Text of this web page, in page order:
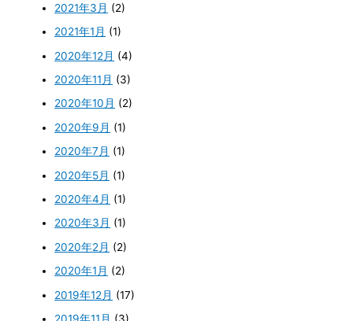
2021年3月 (2)
2021年1月 (1)
2020年12月 (4)
2020年11月 (3)
2020年10月 (2)
2020年9月 (1)
2020年7月 (1)
2020年5月 (1)
2020年4月 (1)
2020年3月 (1)
2020年2月 (2)
2020年1月 (2)
2019年12月 (17)